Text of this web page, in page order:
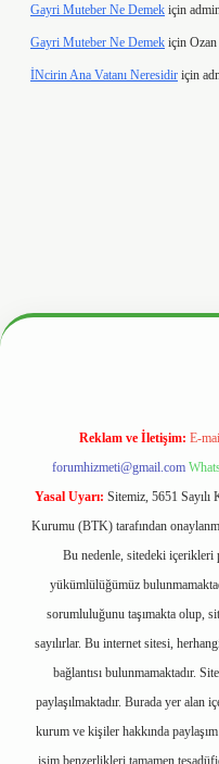
Gayri Muteber Ne Demek için
Gayri Muteber Ne Demek için Ozan
İNcirin Ana Vatanı Neresidir için
Reklam ve İletişim: E-
forumhizmeti@gmail.com
Yasal Uyarı: Sitemiz, 5651
Kurumu (BTK) tarafından
Bu nedenle, sitedeki içerikleri
yükümlülüğümüz
sorumluluğunu taşımakta olup,
sayılırlar. Bu internet sitesi,
bağlantısı bulunmamaktadır.
paylaşılmaktadır. Burada yer alan
kurum ve kişiler hakkında
isim benzerlikleri tamamen